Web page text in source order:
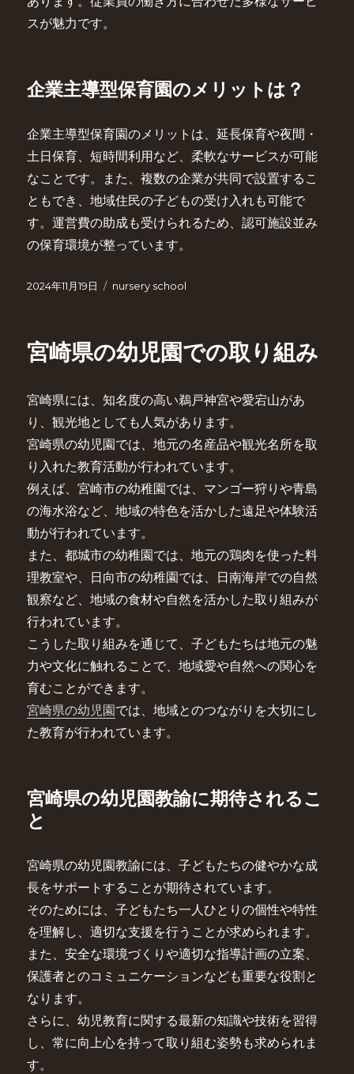
スが魅力です。
企業主導型保育園のメリットは？
企業主導型保育園のメリットは、延長保育や夜間・
土日保育、短時間利用など、柔軟なサービスが可能
なことです。また、複数の企業が共同で設置するこ
ともでき、地域住民の子どもの受け入れも可能で
す。運営費の助成も受けられるため、認可施設並み
の保育環境が整っています。
投
2024年11月19日
カ
ー
nursery school
宮崎県の幼児園での取り組み
宮崎県には、知名度の高い鵜戸神宮や愛宕山があ
り、観光地としても人気があります。
宮崎県の幼児園では、地元の名産品や観光名所を取
り入れた教育活動が行われています。
例えば、宮崎市の幼稚園では、マンゴー狩りや青島
の海水浴など、地域の特色を活かした遠足や体験活
動が行われています。
また、都城市の幼稚園では、地元の鶏肉を使った料
理教室や、日向市の幼稚園では、日南海岸での自然
観察など、地域の食材や自然を活かした取り組みが
行われています。
こうした取り組みを通じて、子どもたちは地元の魅
力や文化に触れることで、地域愛や自然への関心を
育むことができます。
宮崎県の幼児園では、地域とのつながりを大切にし
た教育が行われています。
宮崎県の幼児園教諭に期待されるこ
と
宮崎県の幼児園教諭には、子どもたちの健やかな成
長をサポートすることが期待されています。
そのためには、子どもたち一人ひとりの個性や特性
を理解し、適切な支援を行うことが求められます。
また、安全な環境づくりや適切な指導計画の立案、
保護者とのコミュニケーションなども重要な役割と
なります。
さらに、幼児教育に関する最新の知識や技術を習得
し、常に向上心を持って取り組む姿勢も求められま
す。